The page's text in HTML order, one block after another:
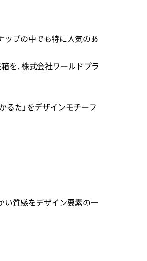
ップの中でも特に人気のあ
を、株式会社ワールドプラ
るた」をデザインモチーフ
い質感をデザイン要素の一